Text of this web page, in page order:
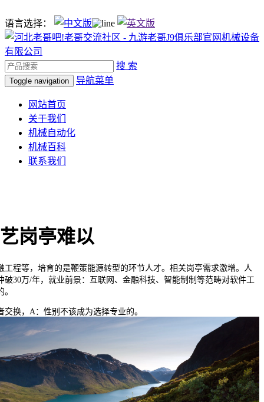
语言选择：
搜 索
Toggle navigation 导航菜单
网站首页
关于我们
机械自动化
机械百科
联系我们
岗亭难以
等，培育的是鞭策能源转型的环节人才。相关岗亭需求激增。人
破30万/年，就业前景：互联网、金融科技、智能制制等范畴对软件工
，A：性别不该成为选择专业的。